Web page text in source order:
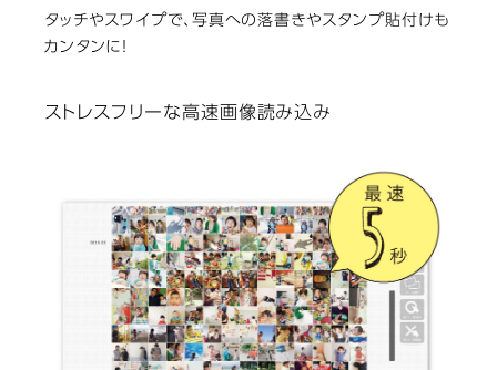
タッチやスワイプで、写真への落書きやスタンプ貼付けも
カンタンに！
ストレスフリーな高速画像読み込み